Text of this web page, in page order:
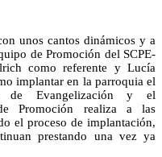
unos cantos dinámicos y a
de Promoción del SCPE-
como referente y Lucía
implantar en la parroquia el
de Evangelización y el
Promoción realiza a las
el proceso de implantación,
prestando una vez ya